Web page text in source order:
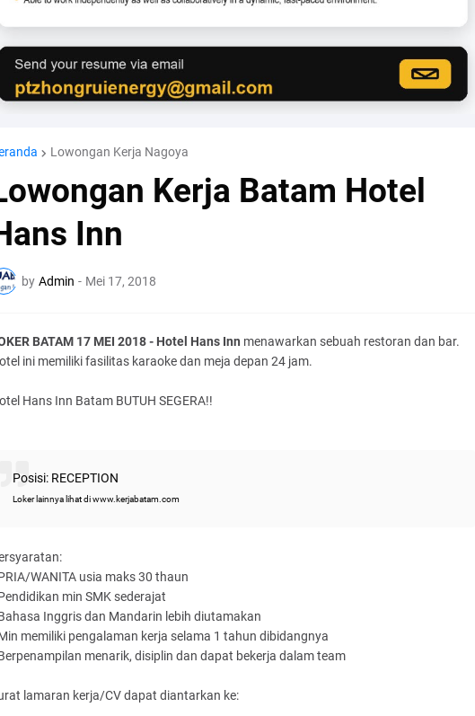
Lowongan Kerja Nagoya
Kerja Batam Hotel
Inn
by Admin - Mei 17, 2018
BATAM 17 MEI 2018 - Hotel Hans Inn menawarkan sebuah restoran dan bar.
ini memiliki fasilitas karaoke dan meja depan 24 jam.
Hans Inn Batam BUTUH SEGERA!!
Posisi: RECEPTION
Loker lainnya lihat di www.kerjabatam.com
WANITA usia maks 30 thaun
min SMK sederajat
Inggris dan Mandarin lebih diutamakan
memiliki pengalaman kerja selama 1 tahun dibidangnya
menarik, disiplin dan dapat bekerja dalam team
lamaran kerja/CV dapat diantarkan ke: